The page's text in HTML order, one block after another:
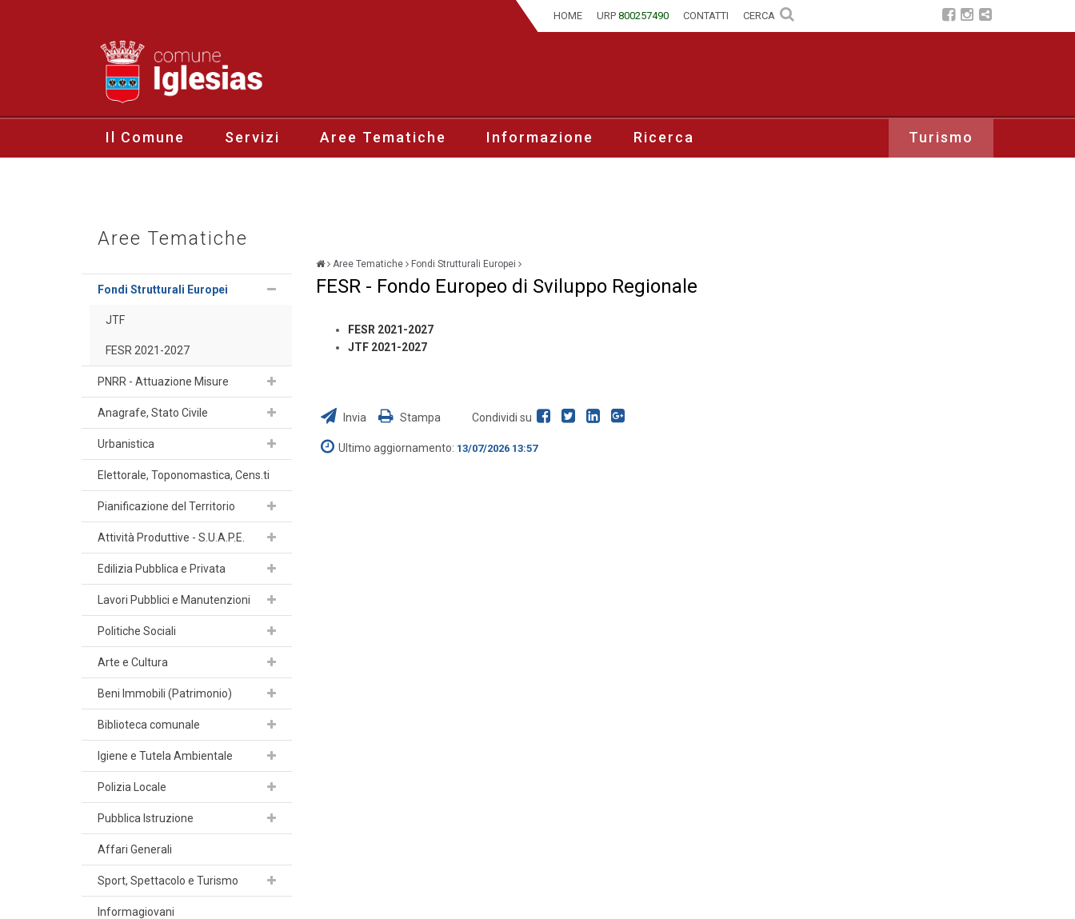
HOME URP 800257490 CONTATTI CERCA
Il Comune Servizi Aree Tematiche Informazione Turismo
Ricerca
Aree Tematiche
Fondi Strutturali Europei
JTF
FESR 2021-2027
PNRR - Attuazione Misure
Anagrafe, Stato Civile
Urbanistica
Elettorale, Toponomastica, Cens.ti
Pianificazione del Territorio
Attività Produttive - S.U.A.P.E.
Edilizia Pubblica e Privata
Lavori Pubblici e Manutenzioni
Politiche Sociali
Arte e Cultura
Beni Immobili (Patrimonio)
Biblioteca comunale
Igiene e Tutela Ambientale
Polizia Locale
Pubblica Istruzione
Affari Generali
Sport, Spettacolo e Turismo
Informagiovani
Aree Tematiche Fondi Strutturali Europei
FESR - Fondo Europeo di Sviluppo Regionale
FESR 2021-2027
JTF 2021-2027
Invia Stampa Condividi su
Ultimo aggiornamento: 13/07/2026 13:57